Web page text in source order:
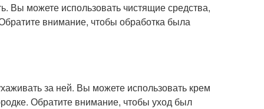
Вы можете использовать чистящие средства,
внимание, чтобы обработка была
за ней. Вы можете использовать крем
Обратите внимание, чтобы уход был